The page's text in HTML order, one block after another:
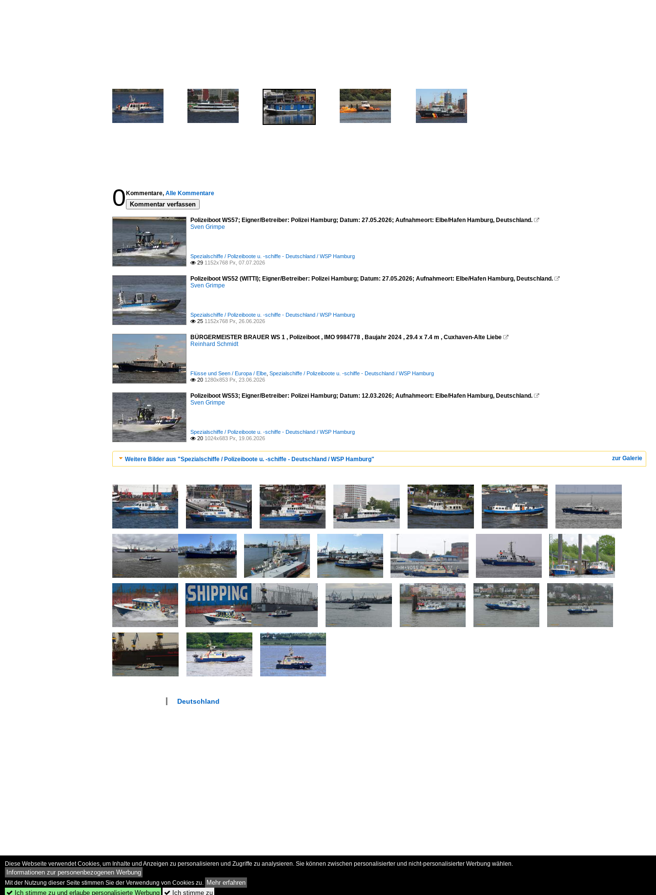
0 Kommentare, Alle Kommentare
Kommentar verfassen
Polizeiboot WS57; Eigner/Betreiber: Polizei Hamburg; Datum: 27.05.2026; Aufnahmeort: Elbe/Hafen Hamburg, Deutschland. 
Sven Grimpe
Spezialschiffe / Polizeiboote u. -schiffe - Deutschland / WSP Hamburg
 29 1152x768 Px, 07.07.2026
Polizeiboot WS52 (WITTI); Eigner/Betreiber: Polizei Hamburg; Datum: 27.05.2026; Aufnahmeort: Elbe/Hafen Hamburg, Deutschland. 
Sven Grimpe
Spezialschiffe / Polizeiboote u. -schiffe - Deutschland / WSP Hamburg
 25 1152x768 Px, 26.06.2026
BÜRGERMEISTER BRAUER WS 1 , Polizeiboot , IMO 9984778 , Baujahr 2024 , 29.4 x 7.4 m , Cuxhaven-Alte Liebe 
Reinhard Schmidt
Flüsse und Seen / Europa / Elbe Spezialschiffe / Polizeiboote u. -schiffe - Deutschland / WSP Hamburg
 20 1280x853 Px, 23.06.2026
Polizeiboot WS53; Eigner/Betreiber: Polizei Hamburg; Datum: 12.03.2026; Aufnahmeort: Elbe/Hafen Hamburg, Deutschland. 
Sven Grimpe
Spezialschiffe / Polizeiboote u. -schiffe - Deutschland / WSP Hamburg
 20 1024x683 Px, 19.06.2026
zur Galerie
Weitere Bilder aus "Spezialschiffe / Polizeiboote u. -schiffe - Deutschland / WSP Hamburg"
Deutschland
Diese Webseite verwendet Cookies, um Inhalte und Anzeigen zu personalisieren und Zugriffe zu analysieren. Sie können zwischen personalisierter und nicht-personalisierter Werbung wählen.
Informationen zur personenbezogenen Werbung
Mit der Nutzung dieser Seite stimmen Sie der Verwendung von Cookies zu. Mehr erfahren
 Ich stimme zu und erlaube personalisierte Werbung  Ich stimme zu